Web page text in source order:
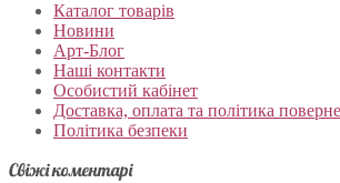
Каталог товарів
Новини
Арт-Блог
Наші контакти
Особистий кабінет
Доставка, оплата та політика
Політика безпеки
Свіжі коментарі